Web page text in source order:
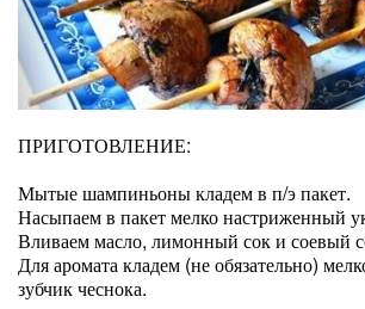
ПРИГОТОВЛЕНИЕ:
Мытые шампиньоны кладем в п/э пакет.
Насыпаем в пакет мелко настриженный
Вливаем масло, лимонный сок и соевый
Для аромата кладем (не обязательно)
зубчик чеснока.